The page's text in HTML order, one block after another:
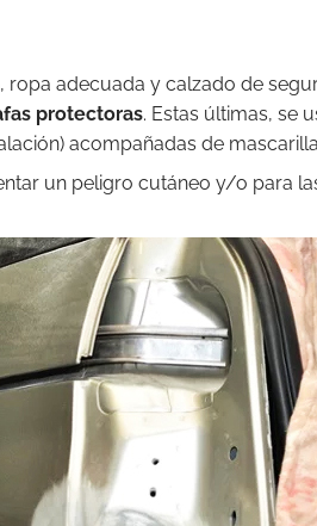
, ropa adecuada y calzado de
protectoras. Estas últimas, se
acompañadas de
un peligro cutáneo y/o para